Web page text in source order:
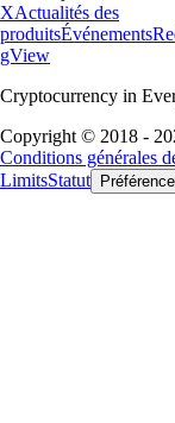
XActualités des
produitsÉvénements
gView
Cryptocurrency in
Copyright © 2018 -
Conditions générales
LimitsStatut